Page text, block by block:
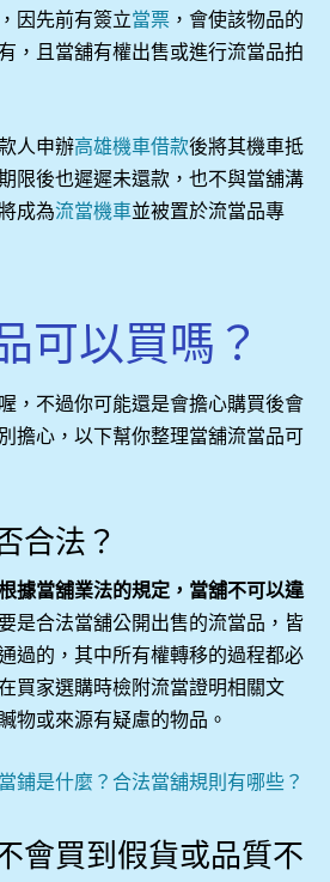
，因先前有簽立當票 ，會使該物品的
，且當舖有權出售或進行流當品拍
人申辦高雄機車借款後將其機車抵
限後也遲遲未還款，也不與當舖溝
成為流當機車並被置於流當品專
可以買嗎？
，不過你可能還是會擔心購買後會
擔心，以下幫你整理當舖流當品可
合法？
據當舖業法的規定，當舖不可以違
是合法當舖公開出售的流當品，皆
過的，其中所有權轉移的過程都必
買家選購時檢附流當證明相關文
物或來源有疑慮的物品。
當鋪是什麼？合法當舖規則有哪些？
會買到假貨或品質不